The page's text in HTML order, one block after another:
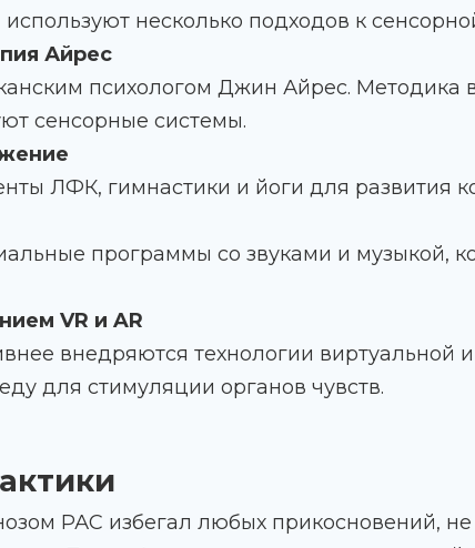
несколько подходов к
Айрес
психологом Джин Айрес.
сенсорные системы.
ЛФК, гимнастики и йоги для развития
программы со звуками и музыкой,
VR и AR
внедряются технологии
для стимуляции органов чувств.
РАС избегал любых прикосновений,